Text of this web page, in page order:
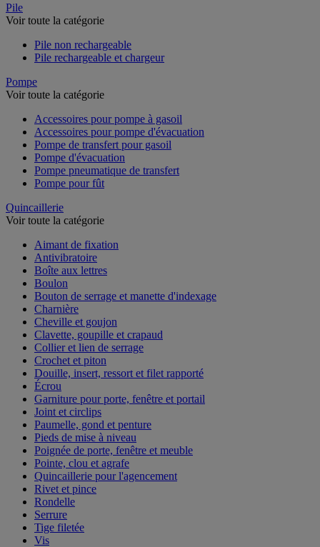
Pile
Voir toute la catégorie
Pile non rechargeable
Pile rechargeable et chargeur
Pompe
Voir toute la catégorie
Accessoires pour pompe à gasoil
Accessoires pour pompe d'évacuation
Pompe de transfert pour gasoil
Pompe d'évacuation
Pompe pneumatique de transfert
Pompe pour fût
Quincaillerie
Voir toute la catégorie
Aimant de fixation
Antivibratoire
Boîte aux lettres
Boulon
Bouton de serrage et manette d'indexage
Charnière
Cheville et goujon
Clavette, goupille et crapaud
Collier et lien de serrage
Crochet et piton
Douille, insert, ressort et filet rapporté
Écrou
Garniture pour porte, fenêtre et portail
Joint et circlips
Paumelle, gond et penture
Pieds de mise à niveau
Poignée de porte, fenêtre et meuble
Pointe, clou et agrafe
Quincaillerie pour l'agencement
Rivet et pince
Rondelle
Serrure
Tige filetée
Vis